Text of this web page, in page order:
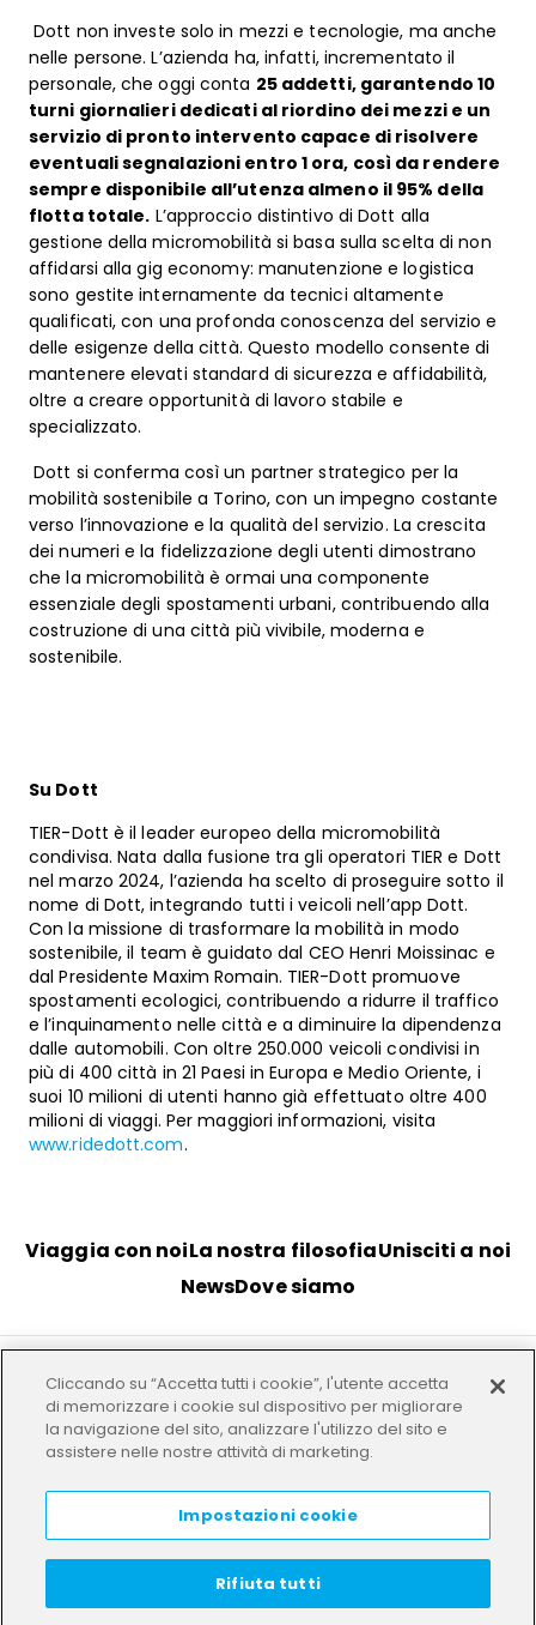
Dott non investe solo in mezzi e tecnologie, ma anche
nelle persone. L’azienda ha, infatti, incrementato il
personale, che oggi conta 25 addetti, garantendo 10
turni giornalieri dedicati al riordino dei mezzi e un
servizio di pronto intervento capace di risolvere
eventuali segnalazioni entro 1 ora, così da rendere
sempre disponibile all’utenza almeno il 95% della
flotta totale. L’approccio distintivo di Dott alla
gestione della micromobilità si basa sulla scelta di non
affidarsi alla gig economy: manutenzione e logistica
sono gestite internamente da tecnici altamente
qualificati, con una profonda conoscenza del servizio e
delle esigenze della città. Questo modello consente di
mantenere elevati standard di sicurezza e affidabilità,
oltre a creare opportunità di lavoro stabile e
specializzato.
Dott si conferma così un partner strategico per la
mobilità sostenibile a Torino, con un impegno costante
verso l’innovazione e la qualità del servizio. La crescita
dei numeri e la fidelizzazione degli utenti dimostrano
che la micromobilità è ormai una componente
essenziale degli spostamenti urbani, contribuendo alla
costruzione di una città più vivibile, moderna e
sostenibile.
Su Dott
TIER-Dott è il leader europeo della micromobilità
condivisa. Nata dalla fusione tra gli operatori TIER e Dott
nel marzo 2024, l’azienda ha scelto di proseguire sotto il
nome di Dott, integrando tutti i veicoli nell’app Dott.
Con la missione di trasformare la mobilità in modo
sostenibile, il team è guidato dal CEO Henri Moissinac e
dal Presidente Maxim Romain. TIER-Dott promuove
spostamenti ecologici, contribuendo a ridurre il traffico
e l’inquinamento nelle città e a diminuire la dipendenza
dalle automobili. Con oltre 250.000 veicoli condivisi in
più di 400 città in 21 Paesi in Europa e Medio Oriente, i
suoi 10 milioni di utenti hanno già effettuato oltre 400
milioni di viaggi. Per maggiori informazioni, visita
www.ridedott.com.
Viaggia con noiLa nostra filosofiaUnisciti a noi
NewsDove siamo
TerminiPrivacyI nostri uffici
LANGUAGE:
Cliccando su “Accetta tutti i cookie”, l'utente accetta
di memorizzare i cookie sul dispositivo per migliorare
la navigazione del sito, analizzare l'utilizzo del sito e
assistere nelle nostre attività di marketing.
Impostazioni cookie
Rifiuta tutti